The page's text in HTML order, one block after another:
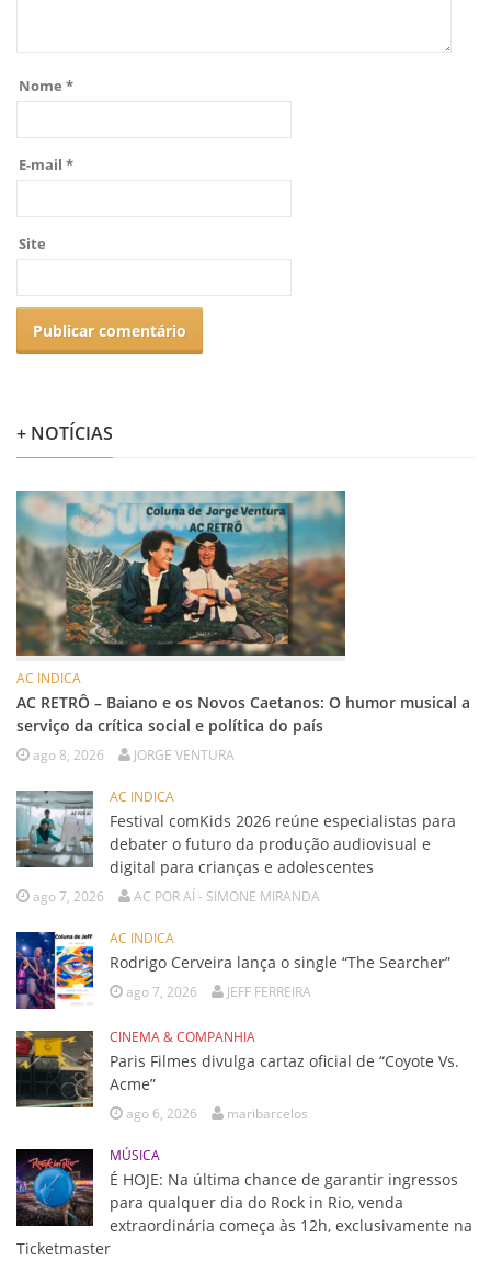
Nome *
E-mail *
Site
+ NOTÍCIAS
AC INDICA
AC RETRÔ – Baiano e os Novos Caetanos: O humor musical a
serviço da crítica social e política do país
ago 8, 2026 JORGE VENTURA
AC INDICA
Festival comKids 2026 reúne especialistas para
debater o futuro da produção audiovisual e
digital para crianças e adolescentes
ago 7, 2026 AC POR AÍ - SIMONE MIRANDA
AC INDICA
Rodrigo Cerveira lança o single “The Searcher”
ago 7, 2026 JEFF FERREIRA
CINEMA & COMPANHIA
Paris Filmes divulga cartaz oficial de “Coyote Vs.
Acme”
ago 6, 2026 maribarcelos
MÚSICA
É HOJE: Na última chance de garantir ingressos
para qualquer dia do Rock in Rio, venda
extraordinária começa às 12h, exclusivamente na
Ticketmaster